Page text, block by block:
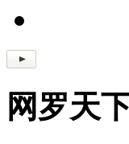
网罗天